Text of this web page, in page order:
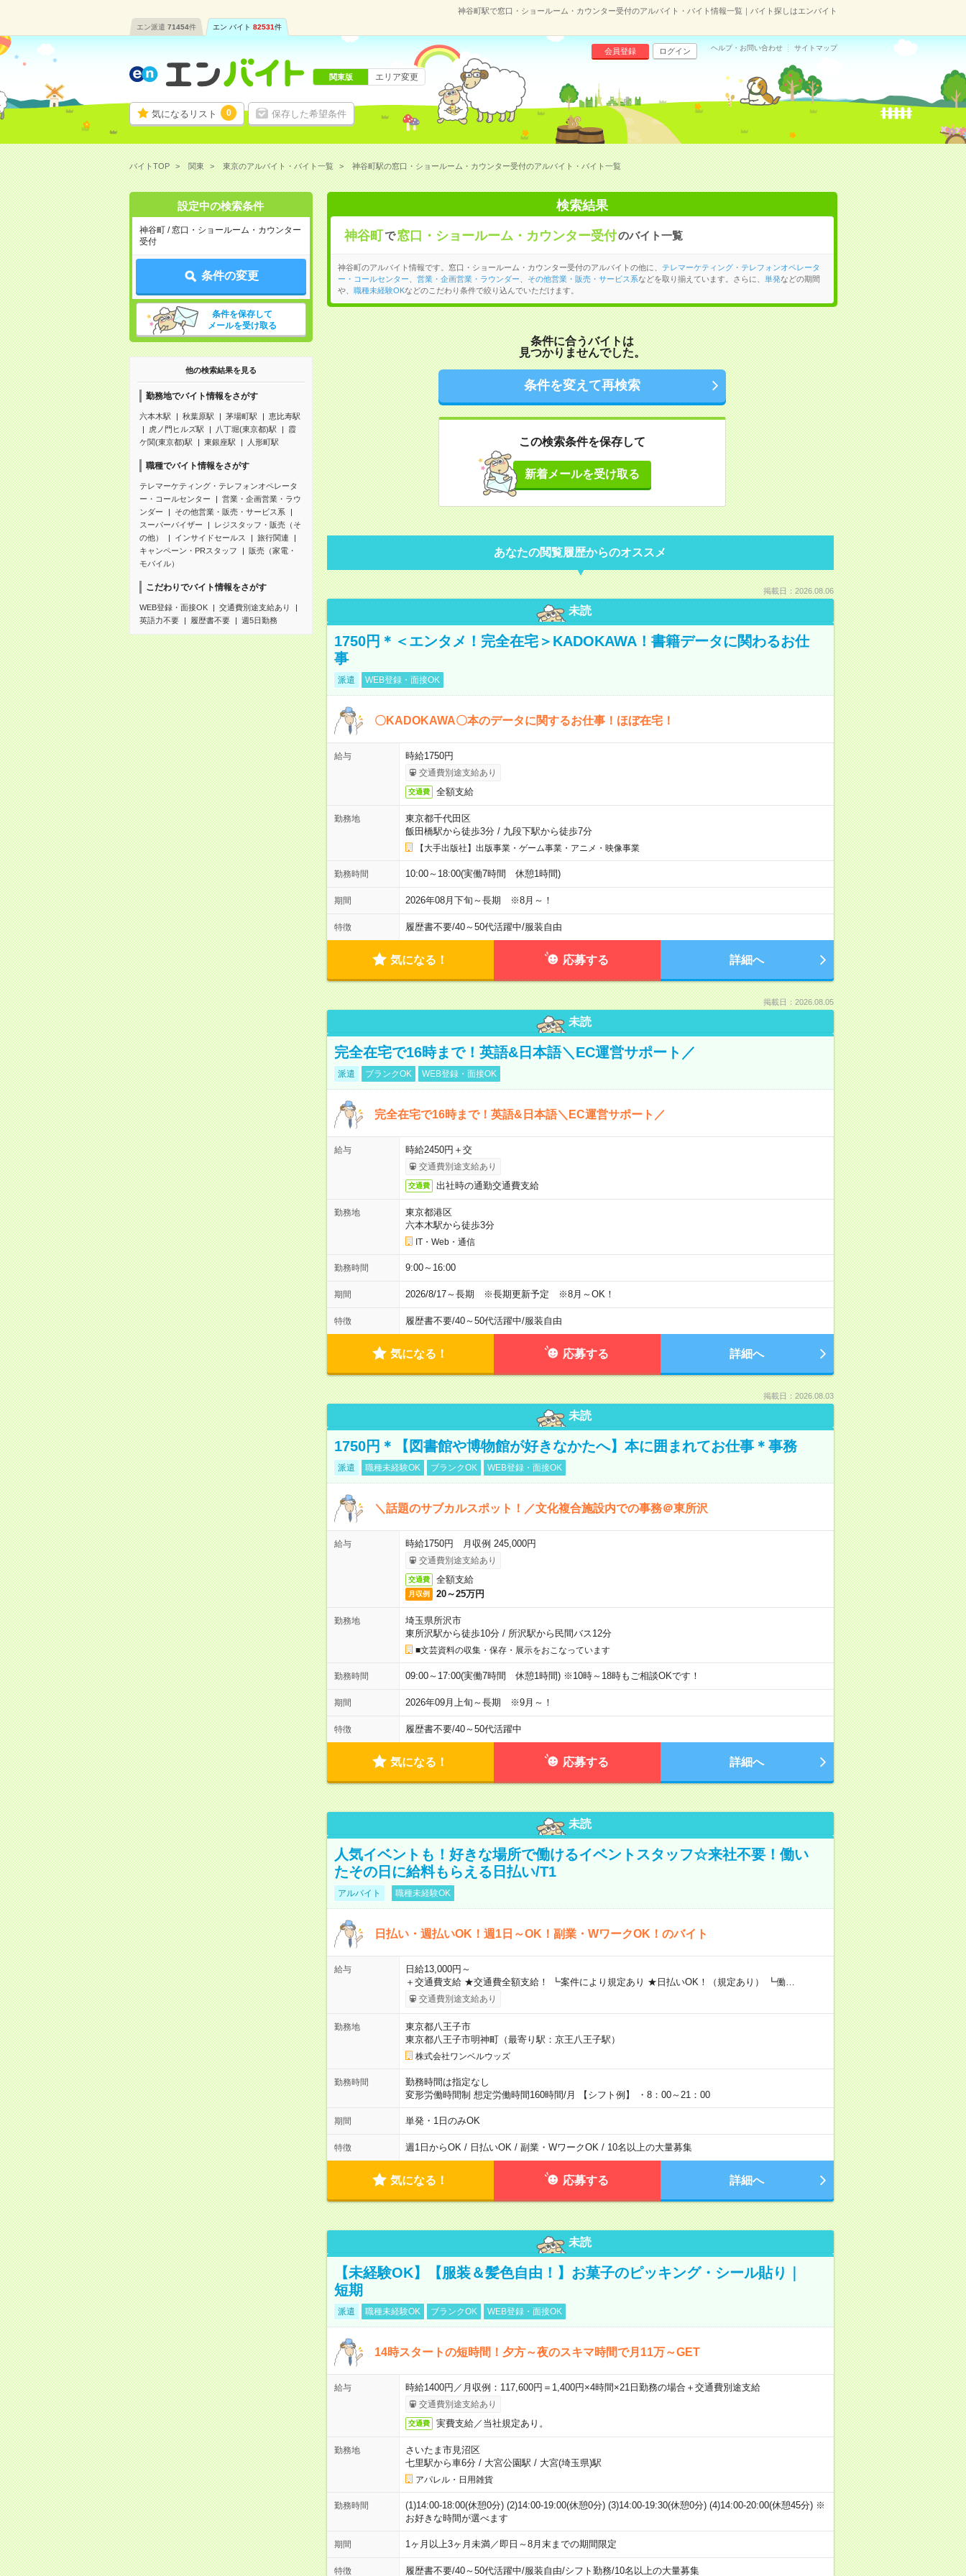
神谷町駅で窓口・ショールーム・カウンター受付のアルバイト・バイト情報一覧｜バイト探しはエンバイト
エン派遣 71454件 エン バイト 82531件
気になるリスト 0 保存した希望条件
会員登録 ログイン ヘルプ・お問い合わせ サイトマップ
関東版 エリア変更
バイトTOP 関東 東京のアルバイト・バイト一覧 神谷町駅の窓口・ショールーム・カウンター受付のアルバイト・バイト一覧
設定中の検索条件
神谷町 / 窓口・ショールーム・カウンター
受付
条件の変更
条件を保存して
メールを受け取る
他の検索結果を見る
勤務地でバイト情報をさがす
六本木駅 秋葉原駅 茅場町駅
恵比寿駅
虎ノ門ヒルズ駅
八丁堀(東京都)駅
霞
ケ関(東京都)駅
東銀座駅 人形町駅
職種でバイト情報をさがす
テレマーケティング・テレフォンオペレータ
ー・コールセンター
営業・企画営業・ラウ
ンダー
その他営業・販売・サービス系
スーパーバイザー
レジスタッフ・販売（そ
の他）
インサイドセールス
旅行関連
キャンペーン・PRスタッフ
販売（家電・
モバイル）
こだわりでバイト情報をさがす
WEB登録・面接OK
交通費別途支給あり
英語力不要
履歴書不要 週5日勤務
検索結果
神谷町で 窓口・ショールーム・カウンター受付のバイト一覧
神谷町のアルバイト情報です。窓口・ショールーム・カウンター受付のアルバイトの他に、 テレマーケティング・テレフォンオペレータ
ー・コールセンター
営業・企画営業・ラウンダー その他営業・販売・サービス系などを取り揃えています。さらに、 単発などの期間
や、 職種未経験OKなどのこだわり条件で絞り込んでいただけます。
条件に合うバイトは
見つかりませんでした。
条件を変えて再検索
この検索条件を保存して
新着メールを受け取る
あなたの閲覧履歴からのオススメ
掲載日：2026.08.06
未読
1750円＊＜エンタメ！完全在宅＞KADOKAWA！書籍データに関わるお仕
事
派遣 WEB登録・面接OK
〇KADOKAWA〇本のデータに関するお仕事！ほぼ在宅！
給与 時給1750円
交通費別途支給あり
交通費 全額支給
勤務地
東京都千代田区
飯田橋駅から徒歩3分/ 九段下駅から徒歩7分
【大手出版社】出版事業・ゲーム事業・アニメ・映像事業
勤務時間 10:00～18:00(実働7時間 休憩1時間)
期間 2026年08月下旬～長期 ※8月～！
特徴 履歴書不要/40～50代活躍中/服装自由
気になる！ 応募する 詳細へ
掲載日：2026.08.05
未読
完全在宅で16時まで！英語&日本語＼EC運営サポート／
派遣 ブランクOK WEB登録・面接OK
完全在宅で16時まで！英語&日本語＼EC運営サポート／
給与 時給2450円＋交
交通費別途支給あり
交通費 出社時の通勤交通費支給
勤務地
東京都港区
六本木駅から徒歩3分
IT・Web・通信
勤務時間 9:00～16:00
期間 2026/8/17～長期 ※長期更新予定 ※8月～OK！
特徴 履歴書不要/40～50代活躍中/服装自由
気になる！ 応募する 詳細へ
掲載日：2026.08.03
未読
1750円＊【図書館や博物館が好きなかたへ】本に囲まれてお仕事＊事務
派遣 職種未経験OK ブランクOK WEB登録・面接OK
＼話題のサブカルスポット！／文化複合施設内での事務＠東所沢
給与 時給1750円 月収例 245,000円
交通費別途支給あり
交通費 全額支給
月収例 20～25万円
勤務地
埼玉県所沢市
東所沢駅から徒歩10分/ 所沢駅から民間バス12分
■文芸資料の収集・保存・展示をおこなっています
勤務時間 09:00～17:00(実働7時間 休憩1時間) ※10時～18時もご相談OKです！
期間 2026年09月上旬～長期 ※9月～！
特徴 履歴書不要/40～50代活躍中
気になる！ 応募する 詳細へ
未読
人気イベントも！好きな場所で働けるイベントスタッフ☆来社不要！働い
たその日に給料もらえる日払い/T1
アルバイト 職種未経験OK
日払い・週払いOK！週1日～OK！副業・WワークOK！のバイト
給与
日給13,000円～
＋交通費支給 ★交通費全額支給！ ┗案件により規定あり ★日払いOK！（規定あり） ┗働…
交通費別途支給あり
勤務地
東京都八王子市
東京都八王子市明神町（最寄り駅：京王八王子駅）
株式会社ワンベルウッズ
勤務時間
勤務時間は指定なし
変形労働時間制 想定労働時間160時間/月 【シフト例】 ・8：00～21：00
期間 単発・1日のみOK
特徴 週1日からOK / 日払いOK / 副業・WワークOK / 10名以上の大量募集
気になる！ 応募する 詳細へ
未読
【未経験OK】【服装＆髪色自由！】お菓子のピッキング・シール貼り｜
短期
派遣 職種未経験OK ブランクOK WEB登録・面接OK
14時スタートの短時間！夕方～夜のスキマ時間で月11万～GET
給与 時給1400円／月収例：117,600円＝1,400円×4時間×21日勤務の場合＋交通費別途支給
交通費別途支給あり
交通費 実費支給／当社規定あり。
勤務地
さいたま市見沼区
七里駅から車6分/ 大宮公園駅 / 大宮(埼玉県)駅
アパレル・日用雑貨
勤務時間
(1)14:00-18:00(休憩0分) (2)14:00-19:00(休憩0分) (3)14:00-19:30(休憩0分) (4)14:00-20:00(休憩45分) ※
お好きな時間が選べます
期間 1ヶ月以上3ヶ月未満／即日～8月末までの期間限定
特徴 履歴書不要/40～50代活躍中/服装自由/シフト勤務/10名以上の大量募集